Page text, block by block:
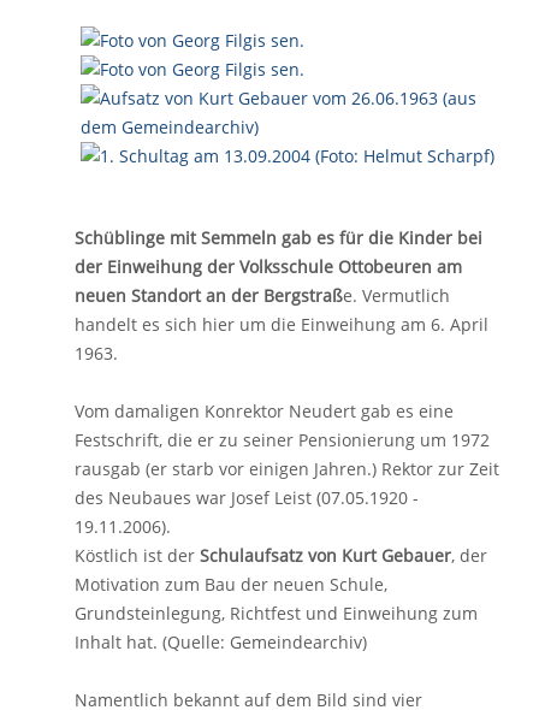
Schüblinge mit Semmeln gab es für die Kinder bei
der Einweihung der Volksschule Ottobeuren am
neuen Standort an der Bergstraße. Vermutlich
handelt es sich hier um die Einweihung am 6. April
1963.
Vom damaligen Konrektor Neudert gab es eine
Festschrift, die er zu seiner Pensionierung um 1972
rausgab (er starb vor einigen Jahren.) Rektor zur Zeit
des Neubaues war Josef Leist (07.05.1920 -
19.11.2006).
Köstlich ist der Schulaufsatz von Kurt Gebauer, der
Motivation zum Bau der neuen Schule,
Grundsteinlegung, Richtfest und Einweihung zum
Inhalt hat. (Quelle: Gemeindearchiv)
Namentlich bekannt auf dem Bild sind vier